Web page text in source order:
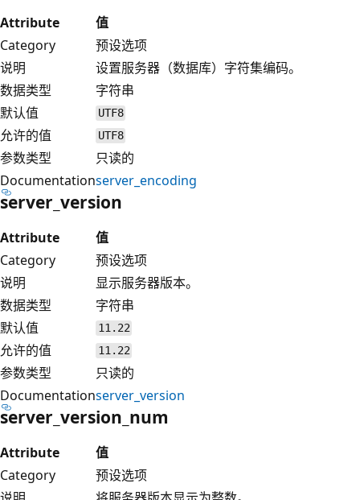
Attribute
值
Category
预设选项
说明
设置服务器（数据库）字符集编码。
数据类型
字符串
默认值
UTF8
允许的值 UTF8
参数类型
只读的
Documentationserver_encoding
server_version
Attribute
值
Category
预设选项
说明
显示服务器版本。
数据类型
字符串
默认值
11.22
允许的值 11.22
参数类型
只读的
Documentationserver_version
server_version_num
Attribute
值
Category
预设选项